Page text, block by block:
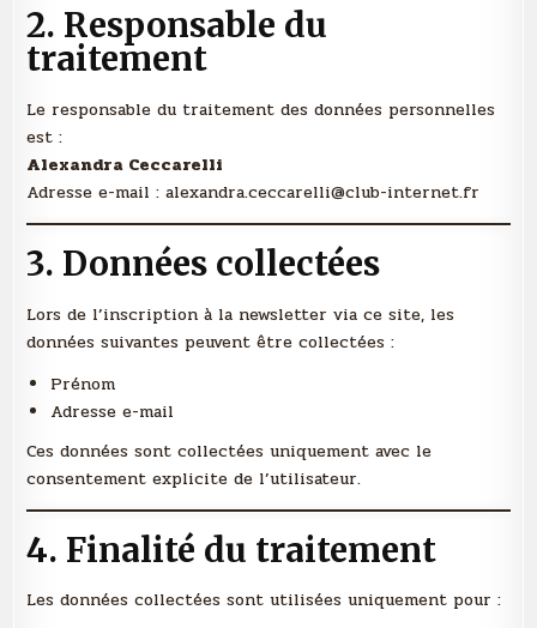
2. Responsable du
traitement
Le responsable du traitement des données personnelles
est :
Alexandra Ceccarelli
Adresse e-mail : alexandra.ceccarelli@club-internet.fr
3. Données collectées
Lors de l’inscription à la newsletter via ce site, les
données suivantes peuvent être collectées :
Prénom
Adresse e-mail
Ces données sont collectées uniquement avec le
consentement explicite de l’utilisateur.
4. Finalité du traitement
Les données collectées sont utilisées uniquement pour :